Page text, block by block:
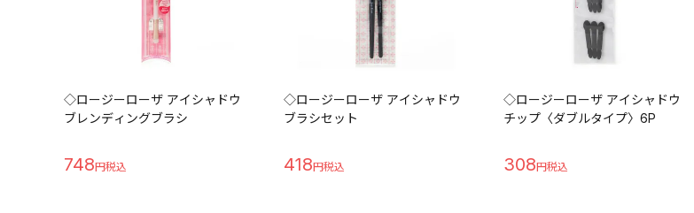
◇ロージーローザ アイシャドウ
ブレンディングブラシ
748
◇ロージーローザ アイシャドウ
ブラシセット
418
◇ロージーローザ アイシャドウ
チップ〈ダブルタイプ〉6P
308